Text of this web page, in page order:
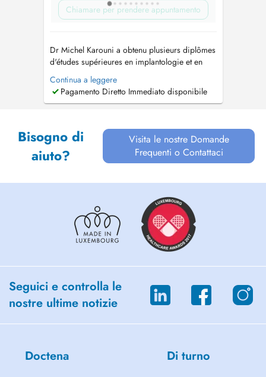
Chiamare per prendere appuntamento
Dr Michel Karouni a obtenu plusieurs diplômes
d'études supérieures en implantologie et en
prothèse fixée à l'université Paris 7 après avoir
obtenu sa licence en chirurgie dentaire. Il
apporte son expertise dans la plupart des
Continua a leggere
Pagamento Diretto Immediato disponibile
Bisogno di
aiuto?
Visita le nostre Domande
Frequenti o Contattaci
Seguici e controlla le
nostre ultime notizie
Doctena Di turno